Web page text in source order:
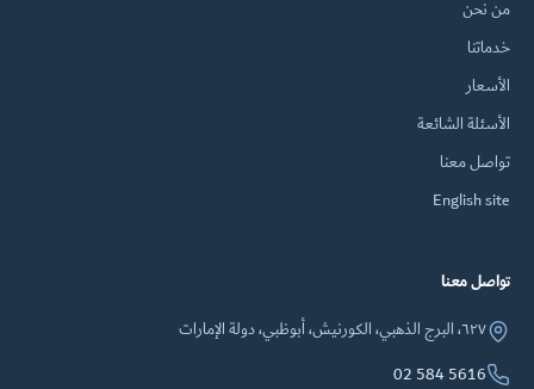
من نحن
خدماتنا
الأسعار
الأسئلة الشائعة
تواصل معنا
English site
تواصل معنا
٦٢٧، البرج الذهبي، الكورنيش، أبوظبي، دولة الإمارات
02 584 5616